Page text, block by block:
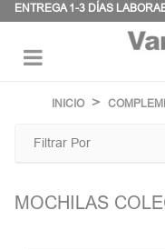
ENTREGA 1-3 DÍAS
palanca
INICIO
Filtrar Por
MOCHILAS
Panel de gestión de cookies